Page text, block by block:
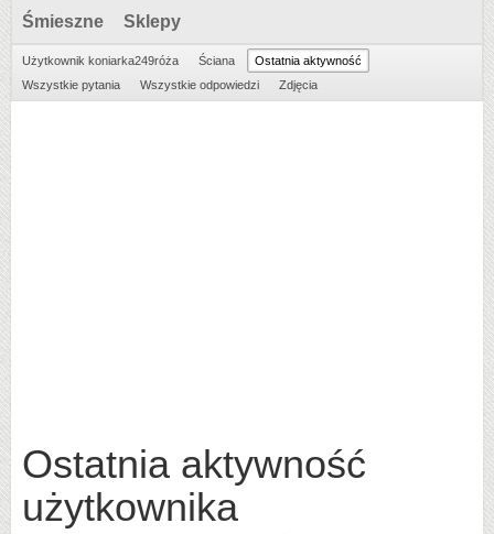
Śmieszne Sklepy
Użytkownik koniarka249róża Ściana
Ostatnia aktywność
Wszystkie pytania
Wszystkie odpowiedzi Zdjęcia
Ostatnia aktywność
użytkownika